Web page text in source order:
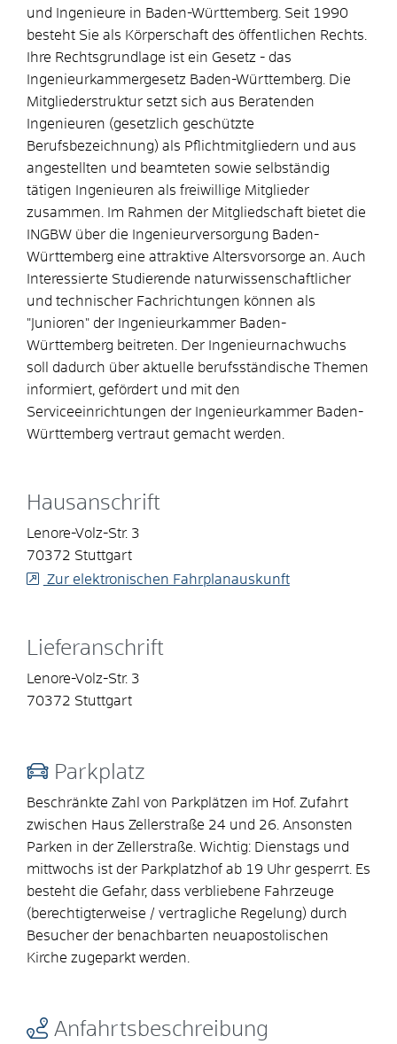
und Ingenieure in Baden-Württemberg. Seit 1990
besteht Sie als Körperschaft des öffentlichen Rechts.
Ihre Rechtsgrundlage ist ein Gesetz - das
Ingenieurkammergesetz Baden-Württemberg. Die
Mitgliederstruktur setzt sich aus Beratenden
Ingenieuren (gesetzlich geschützte
Berufsbezeichnung) als Pflichtmitgliedern und aus
angestellten und beamteten sowie selbständig
tätigen Ingenieuren als freiwillige Mitglieder
zusammen. Im Rahmen der Mitgliedschaft bietet die
INGBW über die Ingenieurversorgung Baden-
Württemberg eine attraktive Altersvorsorge an. Auch
Interessierte Studierende naturwissenschaftlicher
und technischer Fachrichtungen können als
"Junioren" der Ingenieurkammer Baden-
Württemberg beitreten. Der Ingenieurnachwuchs
soll dadurch über aktuelle berufsständische Themen
informiert, gefördert und mit den
Serviceeinrichtungen der Ingenieurkammer Baden-
Württemberg vertraut gemacht werden.
Hausanschrift
Lenore-Volz-Str. 3
70372 Stuttgart
Zur elektronischen Fahrplanauskunft
Lieferanschrift
Lenore-Volz-Str. 3
70372 Stuttgart
Parkplatz
Beschränkte Zahl von Parkplätzen im Hof. Zufahrt
zwischen Haus Zellerstraße 24 und 26. Ansonsten
Parken in der Zellerstraße. Wichtig: Dienstags und
mittwochs ist der Parkplatzhof ab 19 Uhr gesperrt. Es
besteht die Gefahr, dass verbliebene Fahrzeuge
(berechtigterweise / vertragliche Regelung) durch
Besucher der benachbarten neuapostolischen
Kirche zugeparkt werden.
Anfahrtsbeschreibung